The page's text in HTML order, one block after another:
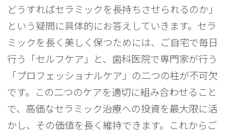
どうすればセラミックを長持ちさせられるのか」
という疑問に具体的にお答えしていきます。セラ
ミックを長く美しく保つためには、ご自宅で毎日
行う「セルフケア」と、歯科医院で専門家が行う
「プロフェッショナルケア」の二つの柱が不可欠
です。この二つのケアを適切に組み合わせること
で、高価なセラミック治療への投資を最大限に活
かし、その価値を長く維持できます。これからご